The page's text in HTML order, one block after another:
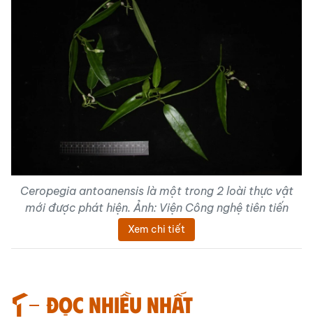
Ceropegia antoanensis là một trong 2 loài thực vật
mới được phát hiện. Ảnh: Viện Công nghệ tiên tiến
Xem chi tiết
Đọc nhiều nhất